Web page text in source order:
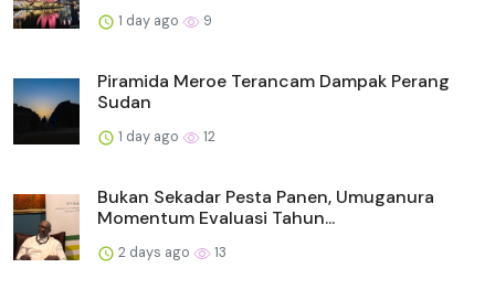
1 day ago 9
Piramida Meroe Terancam Dampak Perang
Sudan
1 day ago 12
Bukan Sekadar Pesta Panen, Umuganura
Momentum Evaluasi Tahun...
2 days ago 13